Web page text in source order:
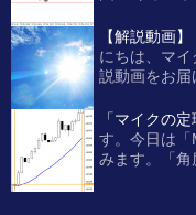
【解説動画
にちは、マ
説動画をお届
「マイクの
す。今日は「
みます。「角